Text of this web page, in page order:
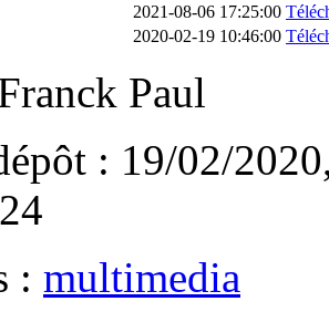
2021-08-06 17:25:00
2020-02-19 10:46:00
Paul
: 19/02/
: multimedia